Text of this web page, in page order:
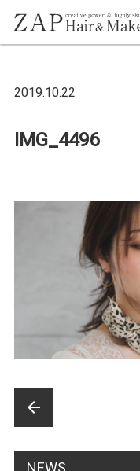
2019.10.22
IMG_4496
前
後
の
arrow_back
NEWS